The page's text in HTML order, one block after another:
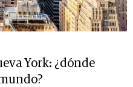
York: ¿dónde